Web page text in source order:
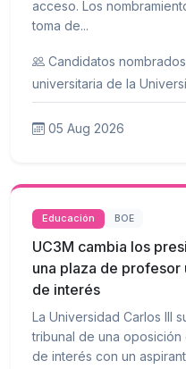
acceso. Los
toma de...
Candidatos
universitaria de la
05 Aug 2026
Educación BOE
UC3M cambia los
una plaza de
de interés
La Universidad Carlos III
tribunal de una
de interés con un